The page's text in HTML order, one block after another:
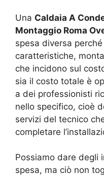
Una Caldaia A
Montaggio Roma
spesa diversa
caratteristiche,
che incidono sul
sia il costo totale è
a dei professionisti
nello specifico, cioè
servizi del tecnico
completare
Possiamo dare degli
spesa, ma ciò non